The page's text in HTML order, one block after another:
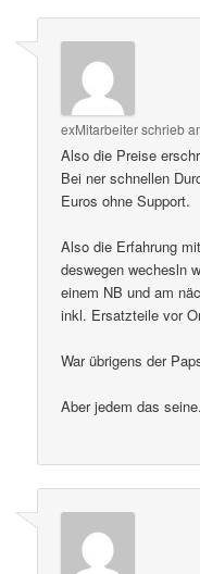
exMitarbeiterschrieb
Also die Preise
Bei ner schnellen
Euros ohne Support.
Also die Erfahrung
deswegen wechesln
einem NB und am
inkl. Ersatzteile vor
War übrigens der
Aber jedem das seine.